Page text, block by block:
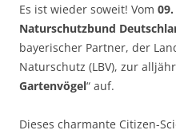
Es ist wieder soweit! Vom
Naturschutzbund
bayerischer Partner, der
Naturschutz (LBV), zur
Gartenvögel“ auf.
Dieses charmante Citizen-